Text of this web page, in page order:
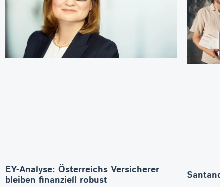
EY-Analyse: Österreichs Versicherer
bleiben finanziell robust